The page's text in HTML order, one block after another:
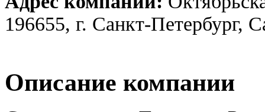
196655, г. Санкт-Петербург,
Описание компании